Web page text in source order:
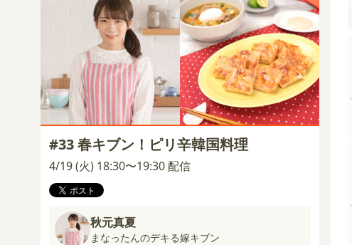
#33 春キブン！ピリ辛韓国料理
4/19 (火) 18:30〜19:30 配信
秋元真夏
まなったんのデキる嫁キブン